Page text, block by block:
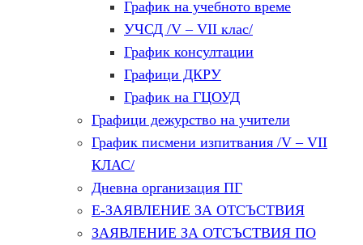
График на учебното време
УЧСД /V – VII клас/
График консултации
Графици ДКРУ
График на ГЦОУД
Графици дежурство на учители
График писмени изпитвания /V – VII
КЛАС/
Дневна организация ПГ
Е-ЗАЯВЛЕНИЕ ЗА ОТСЪСТВИЯ
ЗАЯВЛЕНИЕ ЗА ОТСЪСТВИЯ ПО